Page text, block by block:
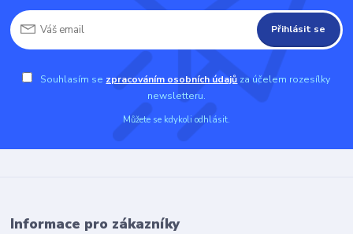
Přihlásit se
Souhlasím se zpracováním osobních údajů za účelem rozesílky
newsletteru.
Můžete se kdykoli odhlásit.
Informace pro zákazníky